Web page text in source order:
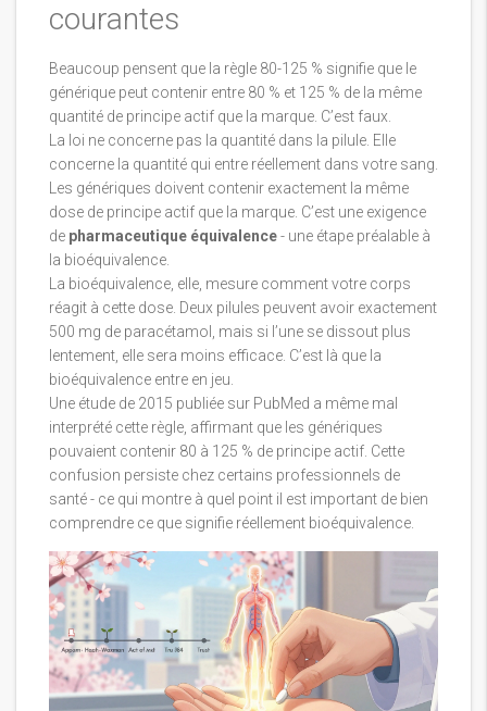
courantes
Beaucoup pensent que la règle 80-125 % signifie que le
générique peut contenir entre 80 % et 125 % de la même
quantité de principe actif que la marque. C’est faux.
La loi ne concerne pas la quantité dans la pilule. Elle
concerne la quantité qui entre réellement dans votre sang.
Les génériques doivent contenir exactement la même
dose de principe actif que la marque. C’est une exigence
de pharmaceutique équivalence- une étape préalable à
la bioéquivalence.
La bioéquivalence, elle, mesure comment votre corps
réagit à cette dose. Deux pilules peuvent avoir exactement
500 mg de paracétamol, mais si l’une se dissout plus
lentement, elle sera moins efficace. C’est là que la
bioéquivalence entre en jeu.
Une étude de 2015 publiée sur PubMed a même mal
interprété cette règle, affirmant que les génériques
pouvaient contenir 80 à 125 % de principe actif. Cette
confusion persiste chez certains professionnels de
santé - ce qui montre à quel point il est important de bien
comprendre ce que signifie réellement bioéquivalence.